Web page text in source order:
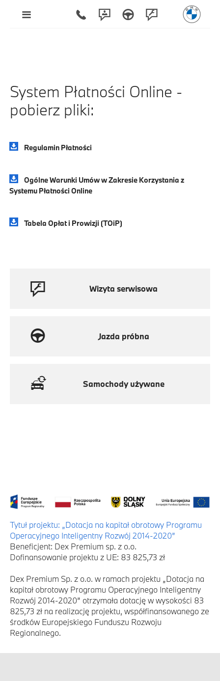
System Płatności Online -
pobierz pliki:
Regulamin Płatności
Ogólne Warunki Umów w Zakresie Korzystania z
Systemu Płatności Online
Tabela Opłat i Prowizji (TOiP)
Wizyta serwisowa
Jazda próbna
Samochody używane
Tytuł projektu: „Dotacja na kapitał obrotowy Programu
Operacyjnego Inteligentny Rozwój 2014-2020”
Beneficjent: Dex Premium sp. z o.o.
Dofinansowanie projektu z UE: 83 825,73 zł
Dex Premium Sp. z o.o. w ramach projektu „Dotacja na
kapitał obrotowy Programu Operacyjnego Inteligentny
Rozwój 2014-2020” otrzymała dotację w wysokości 83
825,73 zł na realizację projektu, współfinansowanego ze
środków Europejskiego Funduszu Rozwoju
Regionalnego.